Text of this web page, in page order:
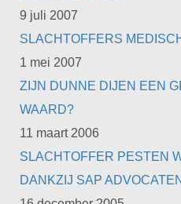
9 juli 2007
SLACHTOFFERS
1 mei 2007
ZIJN DUNNE DIJEN EEN
WAARD?
11 maart 2006
SLACHTOFFER PESTEN
DANKZIJ SAP ADVOCATEN